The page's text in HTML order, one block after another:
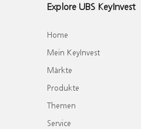
Explore UBS KeyInvest
Home
Mein KeyInvest
Märkte
Produkte
Themen
Service